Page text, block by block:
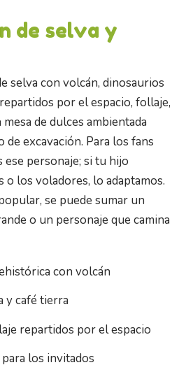
de selva y
selva con volcán, dinosaurios
por el espacio, follaje,
de dulces ambientada
de excavación. Para los fans
personaje; si tu hijo
los voladores, lo adaptamos.
se puede sumar un
o un personaje que camina
con volcán
y café tierra
repartidos por el espacio
los invitados